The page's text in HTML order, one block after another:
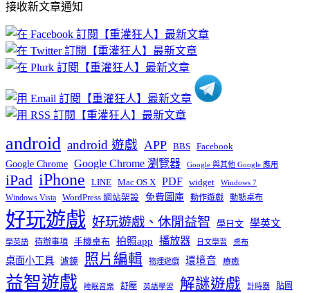
文
章
分
類
接收新文章通知
android android 遊戲 APP BBS Facebook
Google Chrome Google Chrome 瀏覽器 Google 與其他 Google 應用
iPad iPhone LINE Mac OS X PDF widget Windows 7
Windows Vista WordPress 網站架設 免費圖庫 動作遊戲 動態桌布
好玩遊戲 好玩遊戲、休閒益智 學日文 學英文
學英語 待辦事項 手機桌布 拍照app 播放器 日文學習 桌布
桌面小工具 濾鏡 照片編輯 物理遊戲 環境音 療癒
益智遊戲 睡眠音樂 舒壓 英語學習 解謎遊戲 計時器 貼圖